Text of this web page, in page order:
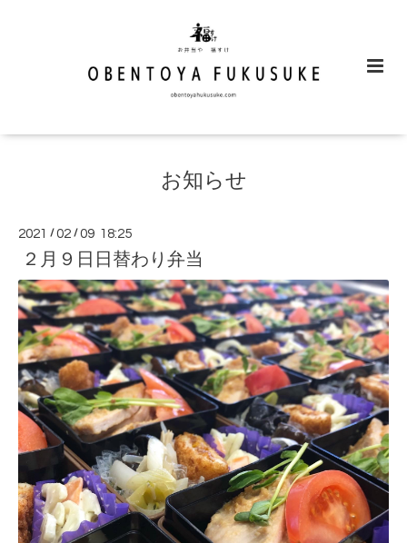
お知らせ
2021 /02 /09 18:25
２月９日日替わり弁当